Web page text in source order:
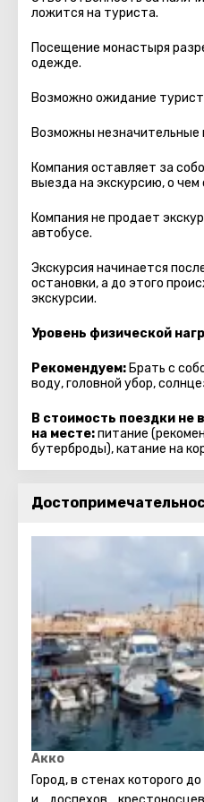
ложится на туриста.
Посещение монастыря
одежде.
Возможно ожидание
Возможны незначительные
Компания оставляет за
выезда на экскурсию, о
Компания не продает
автобуcе.
Экскурсия начинается
остановки, а до этого
экскурсии.
Уровень физической
Рекомендуем: Брать с
воду, головной убор,
В стоимость поездки не
на месте:питание
бутерброды), катание на
Акко
Город, в стенах которого